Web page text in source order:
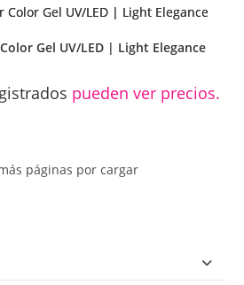
Gel UV/LED | Light Elegance
pueden ver precios.
páginas por cargar